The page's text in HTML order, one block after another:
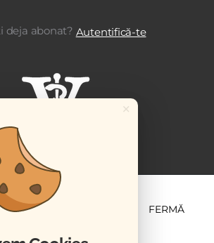
deja abonat? Autentifică-te
FERMĂ
×